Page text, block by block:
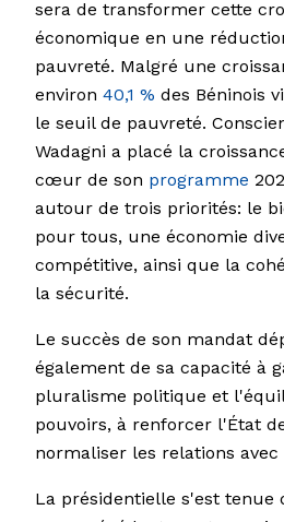
sera de transformer cette
économique en une
pauvreté. Malgré une
environ 40,1 % des Béninois
le seuil de pauvreté.
Wadagni a placé la
cœur de son programme
autour de trois priorités: le
pour tous, une économie
compétitive, ainsi que la
la sécurité.
Le succès de son mandat
également de sa capacité à
pluralisme politique et
pouvoirs, à renforcer l'État
normaliser les relations avec
La présidentielle s'est tenue